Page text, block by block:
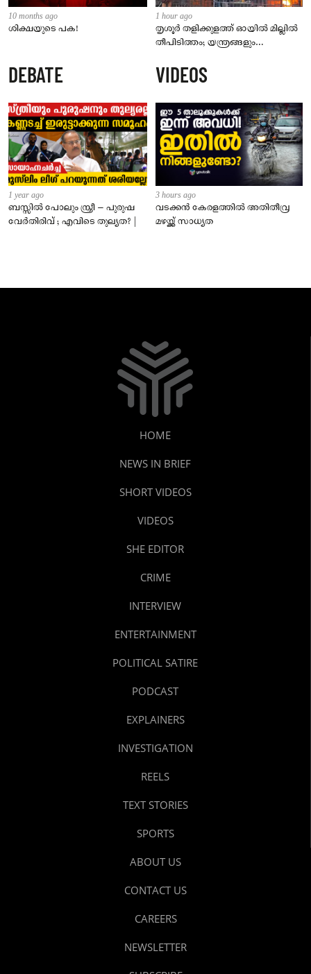
10 months ago
ശിക്ഷയുടെ പക!
1 hour ago
തൃശൂർ തളിക്കുളത്ത് ഓയിൽ മില്ലിൽ
തീപിടിത്തം; യന്ത്രങ്ങളും
കത്തിനശിച്ചു
DEBATE
1 year ago
ബസ്സിൽ പോലും സ്ത്രീ – പുരുഷ
വേർതിരിവ് ; എവിടെ തുല്യത? |
VIDEOS
3 hours ago
വടക്കൻ കേരളത്തിൽ അതിതീവ്ര
മഴയ്ക്ക് സാധ്യത
HOME
NEWS IN BRIEF
SHORT VIDEOS
VIDEOS
SHE EDITOR
CRIME
INTERVIEW
ENTERTAINMENT
POLITICAL SATIRE
PODCAST
EXPLAINERS
INVESTIGATION
REELS
TEXT STORIES
SPORTS
ABOUT US
CONTACT US
CAREERS
NEWSLETTER